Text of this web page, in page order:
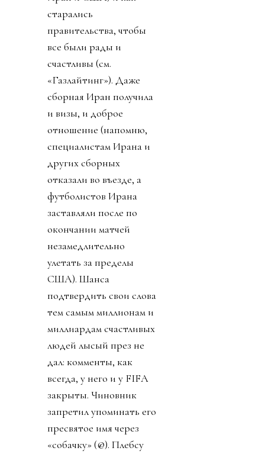
старались
правительства, чтобы
все были рады и
счастливы (см.
«Газлайтинг»). Даже
сборная Иран получила
и визы, и доброе
отношение (напомню,
специалистам Ирана и
других сборных
отказали во въезде, а
футболистов Ирана
заставляли после по
окончании матчей
незамедлительно
улетать за пределы
США). Шанса
подтвердить свои слова
тем самым миллионам и
миллиардам счастливых
людей лысый през не
дал: комменты, как
всегда, у него и у FIFA
закрыты. Чиновник
запретил упоминать его
пресвятое имя через
«собачку» (@). Плебсу